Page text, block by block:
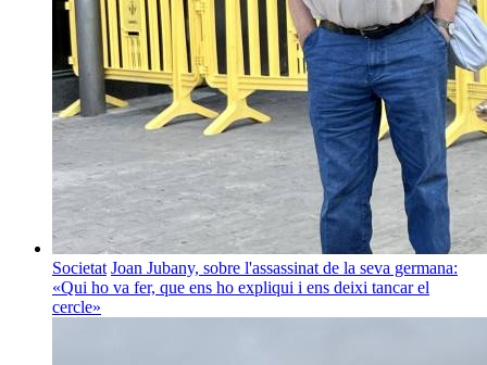
Societat Joan Jubany, sobre l'assassinat de la seva germana:
«Qui ho va fer, que ens ho expliqui i ens deixi tancar el
cercle»